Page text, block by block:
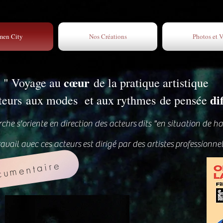
City Nos Créations Photos et
" Voyage aucœurde la pratique artistique
aux modes et aux rythmes de pensée
s'oriente en direction des acteurs dits "en situation de
avec ces acteurs est dirigé par des artistes